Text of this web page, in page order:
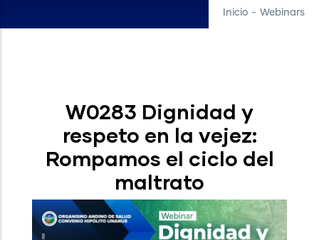
Inicio - Webinars
W0283 Dignidad y
respeto en la vejez:
Rompamos el ciclo del
maltrato